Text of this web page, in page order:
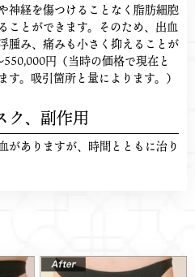
神経を傷つけることなく脂肪細胞
ことができます。そのため、出血
腫み、痛みも小さく抑えることが
円（当時の価格で現在と
す。吸引箇所と量によります。）
、 副作用
がありますが、時間とともに治り